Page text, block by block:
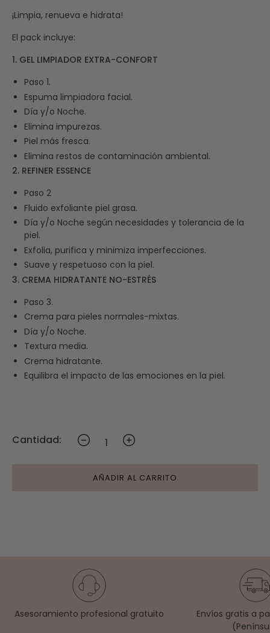
¡Limpia, renueva e hidrata!
El pack incluye:
1. GEL LIMPIADOR EXTRA-CONFORT
Paso 1.
Espuma limpiadora facial.
Día y/o Noche.
Elimina impurezas.
Piel más fresca.
Elimina restos de contaminación ambiental.
2. REFINER ESSENCE
Paso 2
Fluido exfoliante piel grasa.
Día y/o Noche según necesidades y tolerancia de la
piel.
Exfolia, purifica y minimiza imperfecciones.
Suave y respetuoso con la piel.
3. CREMA HIDRATANTE NO-ESTRÉS
Paso 3.
Crema para pieles normales-mixtas.
Día y/o Noche.
Textura media.
Crema hidratante.
Equilibra el impacto de las emociones en la piel.
Cantidad:
AÑADIR AL CARRITO
Asesoramiento profesional gratuito
Envíos gratis a